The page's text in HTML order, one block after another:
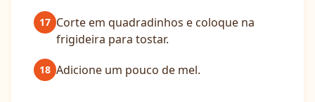
17 Corte em quadradinhos e coloque na
frigideira para tostar.
18 Adicione um pouco de mel.